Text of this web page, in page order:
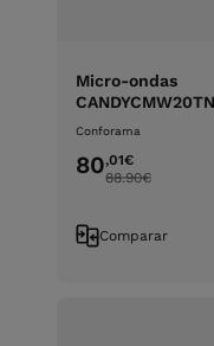
Micro-ondas
Conforama
80,01€
88.90€
Comparar